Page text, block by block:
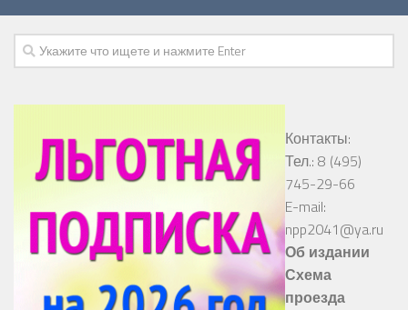
Контакты:
Тел.: 8 (495)
745-29-66
E-mail:
npp2041@ya.ru
Об издании
Схема
проезда